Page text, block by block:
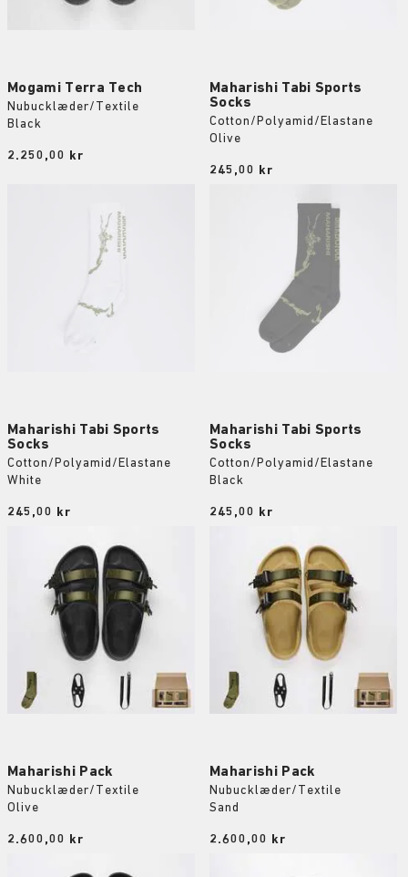
Mogami Terra Tech
Nubucklæder/Textile
Black
Price:
2.250,00 kr
Maharishi Tabi Sports
Socks
Cotton/Polyamid/Elastane
Olive
Price:
245,00 kr
Maharishi Tabi Sports
Socks
Cotton/Polyamid/Elastane
White
Price:
245,00 kr
Maharishi Tabi Sports
Socks
Cotton/Polyamid/Elastane
Black
Price:
245,00 kr
Maharishi Pack
Nubucklæder/Textile
Olive
Price:
2.600,00 kr
Maharishi Pack
Nubucklæder/Textile
Sand
Price:
2.600,00 kr